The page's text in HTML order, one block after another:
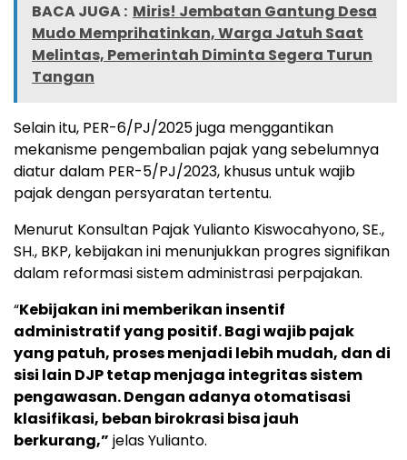
BACA JUGA : Miris! Jembatan Gantung Desa
Mudo Memprihatinkan, Warga Jatuh Saat
Melintas, Pemerintah Diminta Segera Turun
Tangan
Selain itu, PER-6/PJ/2025 juga menggantikan
mekanisme pengembalian pajak yang sebelumnya
diatur dalam PER-5/PJ/2023, khusus untuk wajib
pajak dengan persyaratan tertentu.
Menurut Konsultan Pajak Yulianto Kiswocahyono, SE.,
SH., BKP, kebijakan ini menunjukkan progres signifikan
dalam reformasi sistem administrasi perpajakan.
“Kebijakan ini memberikan insentif
administratif yang positif. Bagi wajib pajak
yang patuh, proses menjadi lebih mudah, dan di
sisi lain DJP tetap menjaga integritas sistem
pengawasan. Dengan adanya otomatisasi
klasifikasi, beban birokrasi bisa jauh
berkurang,” jelas Yulianto.